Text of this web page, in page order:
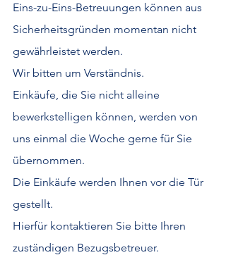
Eins-zu-Eins-Betreuungen können aus
Sicherheitsgründen momentan nicht
gewährleistet werden.
Wir bitten um Verständnis.
Einkäufe, die Sie nicht alleine
bewerkstelligen können, werden von
uns einmal die Woche gerne für Sie
übernommen.
Die Einkäufe werden Ihnen vor die Tür
gestellt.
Hierfür kontaktieren Sie bitte Ihren
zuständigen Bezugsbetreuer.